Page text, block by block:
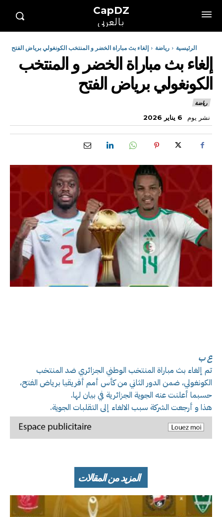
CapDZ
بالعربي
الرئيسية رياضة إلغاء بث مباراة الخضر و المنتخب الكونغولي برياض الفتح
إلغاء بث مباراة الخضر و المنتخب
الكونغولي برياض الفتح
رياضة
نشر يوم 6 يناير 2026
ع ب
تم إلغاء بث مباراة المنتخب الوطني الجزائري ضد المنتخب
الكونغولي، ضمن الدور الثاني من كأس أمم أفريقيا برياض الفتح،
حسبما أعلنت عنه الجوية الجزائرية في بيان لها.
هذا و أرجعت الشركة سبب الالغاء إلى التقلبات الجوية.
المزيد من المقالات